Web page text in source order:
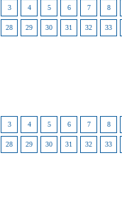
3 4 5 6 7 8
28 29 30 31 32 33
3 4 5 6 7 8
28 29 30 31 32 33